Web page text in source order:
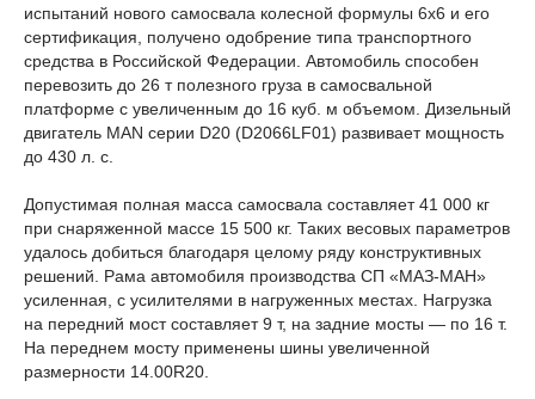
испытаний нового самосвала колесной формулы 6х6 и его
сертификация, получено одобрение типа транспортного
средства в Российской Федерации. Автомобиль способен
перевозить до 26 т полезного груза в самосвальной
платформе с увеличенным до 16 куб. м объемом. Дизельный
двигатель MAN серии D20 (D2066LF01) развивает мощность
до 430 л. с.
Допустимая полная масса самосвала составляет 41 000 кг
при снаряженной массе 15 500 кг. Таких весовых параметров
удалось добиться благодаря целому ряду конструктивных
решений. Рама автомобиля производства СП «МАЗ-МАН»
усиленная, с усилителями в нагруженных местах. Нагрузка
на передний мост составляет 9 т, на задние мосты — по 16 т.
На переднем мосту применены шины увеличенной
размерности 14.00R20.